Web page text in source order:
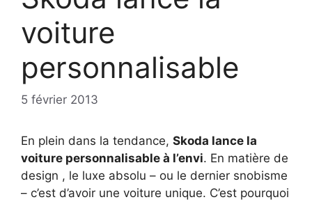
voiture
personnalisable
5 février 2013
En plein dans la tendance, Skoda lance la
voiture personnalisable à l’envi. En matière de
design , le luxe absolu – ou le dernier snobisme
– c’est d’avoir une voiture unique. C’est pourquoi